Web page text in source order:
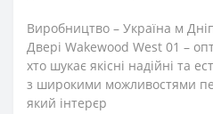
Виробництво – Україна м
Двері Wakewood West 01 –
хто шукає якісні надійні та
з широкими можливостями
який інтерєр